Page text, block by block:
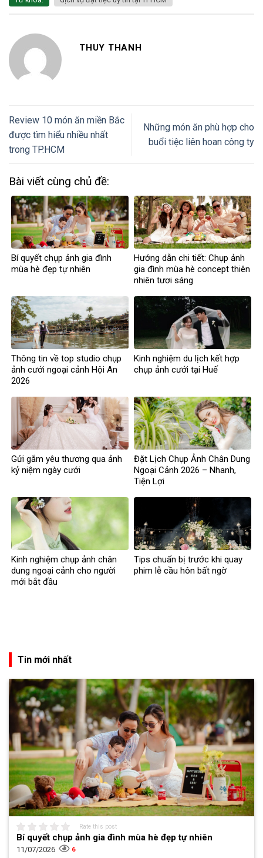
THUY THANH
Review 10 món ăn miền Bắc
được tìm hiểu nhiều nhất
trong TP.HCM
Những món ăn phù hợp cho
buổi tiệc liên hoan công ty
Bài viết cùng chủ đề:
Bí quyết chụp ảnh gia đình
mùa hè đẹp tự nhiên
Hướng dẫn chi tiết: Chụp ảnh
gia đình mùa hè concept thiên
nhiên tươi sáng
Thông tin về top studio chụp
ảnh cưới ngoại cảnh Hội An
2026
Kinh nghiệm du lịch kết hợp
chụp ảnh cưới tại Huế
Gửi gắm yêu thương qua ảnh
kỷ niệm ngày cưới
Đặt Lịch Chụp Ảnh Chân Dung
Ngoại Cảnh 2026 – Nhanh,
Tiện Lợi
Kinh nghiệm chụp ảnh chân
dung ngoại cảnh cho người
mới bắt đầu
Tips chuẩn bị trước khi quay
phim lễ cầu hôn bất ngờ
Tin mới nhất
Rate this post
Bí quyết chụp ảnh gia đình mùa hè đẹp tự nhiên
11/07/2026 6